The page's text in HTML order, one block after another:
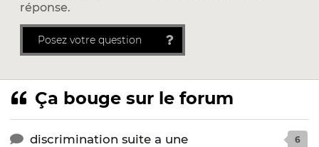
réponse.
Posez votre question
Ça bouge sur le forum
discrimination suite a une
6